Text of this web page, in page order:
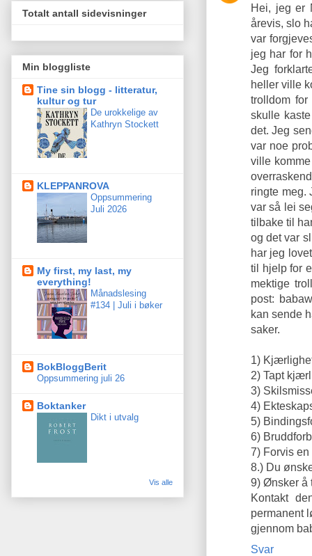
Hei, jeg er
årevis, slo
var
jeg har for
Jeg
heller ville
trolldom
skulle
det. Jeg
var noe
ville
ringte meg.
var så lei
tilbake til
og det var
har jeg
til hjelp for
mektige
post:
kan sende
saker.
1)
2) Tapt
3)
4)
5)
6)
7) Forvis
8.) Du
9) Ønsker å
Kontakt
permanent
gjennom
Svar
Totalt antall sidevisninger
Min bloggliste
Tine sin blogg - litteratur,
kultur og tur
De urokkelige av
Kathryn Stockett
KLEPPANROVA
Oppsummering
Juli 2026
My first, my last, my
everything!
Månadslesing
#134 | Juli i bøker
BokBloggBerit
Oppsummering juli 26
Boktanker
Dikt i utvalg
Vis alle